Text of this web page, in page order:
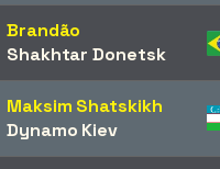
Brandão
Shakhtar Donetsk
Maksim Shatskikh
Dynamo Kiev